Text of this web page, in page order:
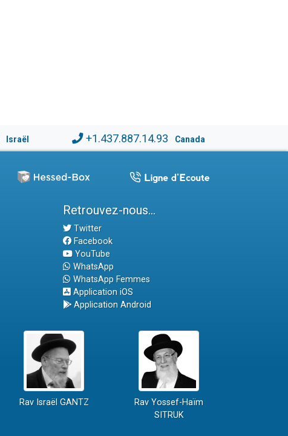
Israël +1.437.887.14.93 Canada
Retrouvez-nous...
Twitter
Facebook
YouTube
WhatsApp
WhatsApp Femmes
Application iOS
Application Android
Rav Israël GANTZ
Rav Yossef-Haïm
SITRUK